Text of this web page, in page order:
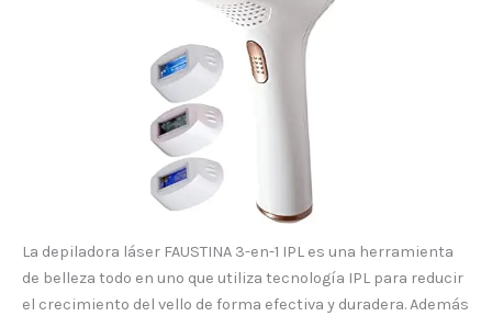
La depiladora láser FAUSTINA 3-en-1 IPL es una herramienta
de belleza todo en uno que utiliza tecnología IPL para reducir
el crecimiento del vello de forma efectiva y duradera. Además